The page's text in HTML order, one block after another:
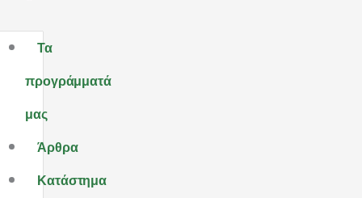
Τα
προγράμματά
μας
Άρθρα
Κατάστημα